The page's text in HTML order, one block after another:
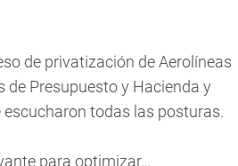
de privatización de Aerolíneas
Presupuesto y Hacienda y
todas las posturas.
para optimizar…